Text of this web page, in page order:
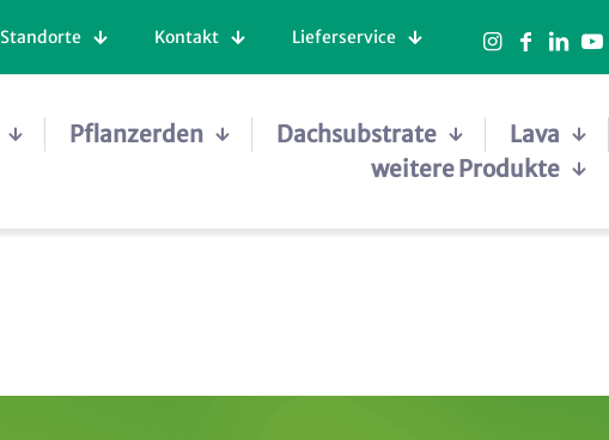
Standorte Kontakt Lieferservice
Pflanzerden Dachsubstrate
Lava
weitere Produkte